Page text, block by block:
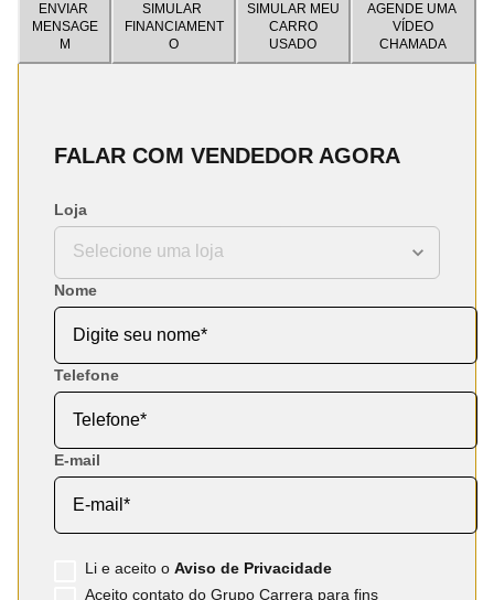
ENVIAR
MENSAGE
M
SIMULAR
FINANCIAMENT
O
SIMULAR MEU
CARRO
USADO
AGENDE UMA
VÍDEO
CHAMADA
FALAR COM VENDEDOR AGORA
Loja
Nome
Telefone
E-mail
Li e aceito o Aviso de Privacidade
Aceito contato do Grupo Carrera para fins